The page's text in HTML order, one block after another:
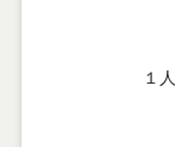
１